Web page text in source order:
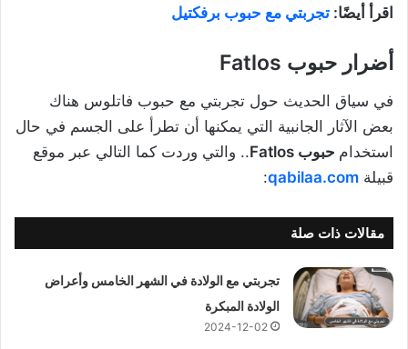
اقرأ أيضًا: تجربتي مع حبوب برفكتيل
أضرار حبوب Fatlos
في سياق الحديث حول تجربتي مع حبوب فاتلوس هناك
بعض الآثار الجانبية التي يمكنها أن تطرأ على الجسم في حال
استخدام حبوب Fatlos
.. والتي وردت كما التالي عبر موقع
قبيلة qabilaa.com
:
مقالات ذات صلة
تجربتي مع الولادة في الشهر الخامس وأعراض
الولادة المبكرة
2024-12-02